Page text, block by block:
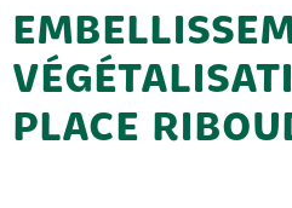
PLACE